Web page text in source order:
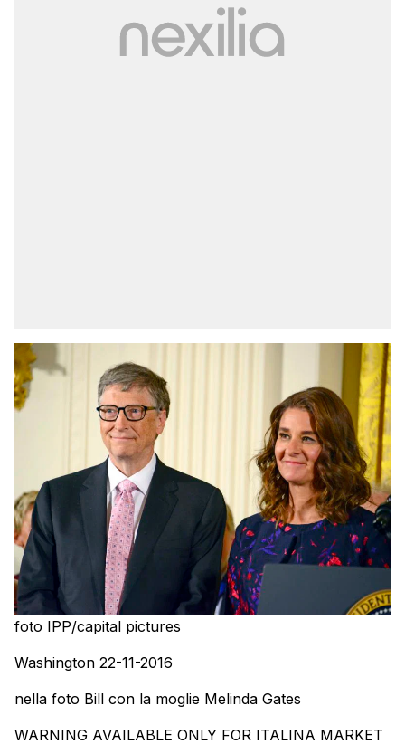
foto IPP/capital pictures
Washington 22-11-2016
nella foto Bill con la moglie Melinda Gates
WARNING AVAILABLE ONLY FOR ITALINA MARKET